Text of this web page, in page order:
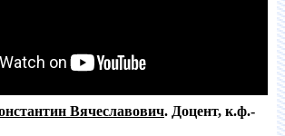
Вячеславович Доцент к.ф.-